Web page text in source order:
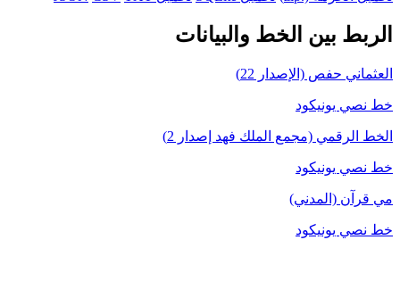
الربط بين الخط والبيانات
العثماني حفص (الإصدار 22)
خط نصي يونيكود
الخط الرقمي (مجمع الملك فهد إصدار 2)
خط نصي يونيكود
مي قرآن (المدني)
خط نصي يونيكود